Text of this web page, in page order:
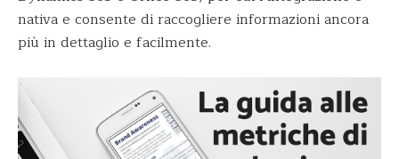
nativa e consente di raccogliere informazioni ancora
più in dettaglio e facilmente.